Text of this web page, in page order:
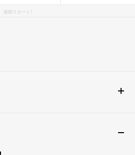
後期スタート！